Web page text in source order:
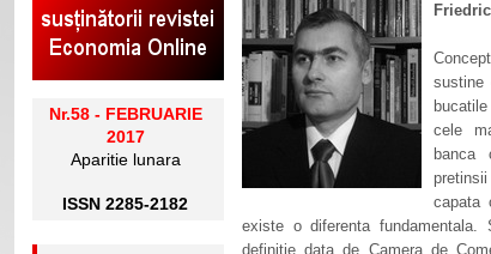
sustine
cele
banca
capata
existe o diferenta
definitie data de Camera de
Nr.58 - FEBRUARIE
2017
Aparitie lunara
ISSN 2285-2182